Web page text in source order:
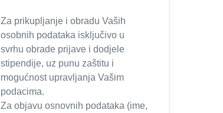
Za prikupljanje i obradu Vaših
osobnih podataka isključivo u
svrhu obrade prijave i dodjele
stipendije, uz punu zaštitu i
mogućnost upravljanja Vašim
podacima.
Za objavu osnovnih podataka (ime,